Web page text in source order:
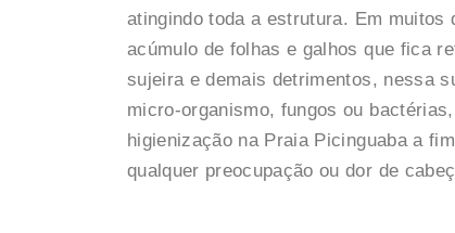
atingindo toda a estrutura. Em
acúmulo de folhas e galhos que fica
sujeira e demais detrimentos, nessa
micro-organismo, fungos ou
higienização na Praia Picinguaba a
qualquer preocupação ou dor de